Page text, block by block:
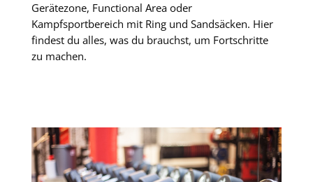
Gerätezone, Functional Area oder
Kampfsportbereich mit Ring und Sandsäcken. Hier
findest du alles, was du brauchst, um Fortschritte
zu machen.